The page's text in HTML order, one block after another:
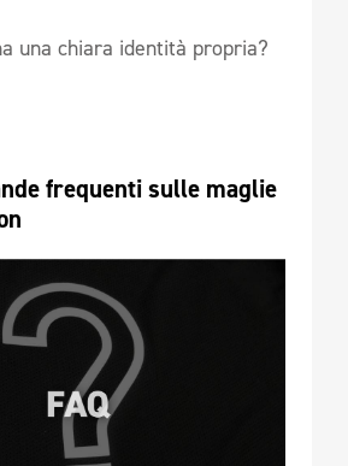
una chiara identità propria?
frequenti sulle maglie